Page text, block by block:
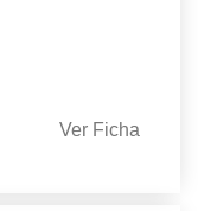
Ver Ficha